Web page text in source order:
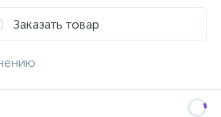
Заказать товар